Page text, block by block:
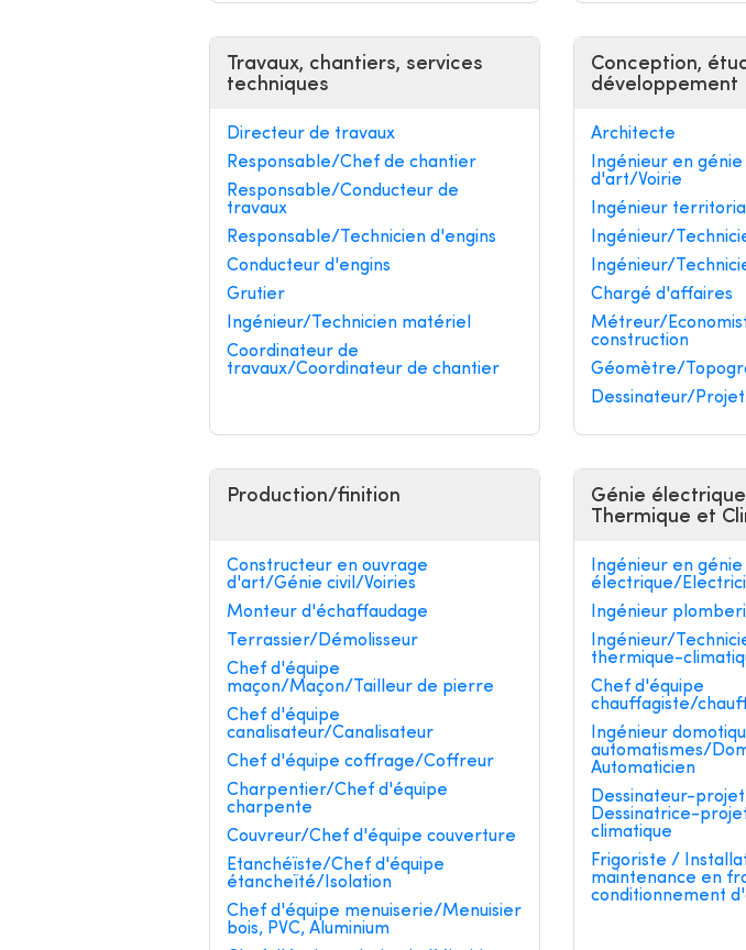
Travaux, chantiers, services
techniques
Directeur de travaux
Responsable/Chef de chantier
Responsable/Conducteur de
travaux
Responsable/Technicien d'engins
Conducteur d'engins
Grutier
Ingénieur/Technicien matériel
Coordinateur de
travaux/Coordinateur de chantier
Conception,
développement
Architecte
Ingénieur en
d'art/Voirie
Ingénieur
Ingénieur/
Ingénieur/
Chargé d'affaires
Métreur/
construction
Géomètre/
Dessinateur/
Production/finition
Constructeur en ouvrage
d'art/Génie civil/Voiries
Monteur d'échaffaudage
Terrassier/Démolisseur
Chef d'équipe
maçon/Maçon/Tailleur de pierre
Chef d'équipe
canalisateur/Canalisateur
Chef d'équipe coffrage/Coffreur
Charpentier/Chef d'équipe
charpente
Couvreur/Chef d'équipe couverture
Etanchéïste/Chef d'équipe
étancheïté/Isolation
Chef d'équipe menuiserie/Menuisier
bois, PVC, Aluminium
Génie
Thermique et
Ingénieur en génie
électrique/
Ingénieur
Ingénieur/
thermique-
Chef d'équipe
chauffagiste/
Ingénieur
automatismes/
Automaticien
Dessinateur-
Dessinatrice-
climatique
Frigoriste /
maintenance en
conditionnement